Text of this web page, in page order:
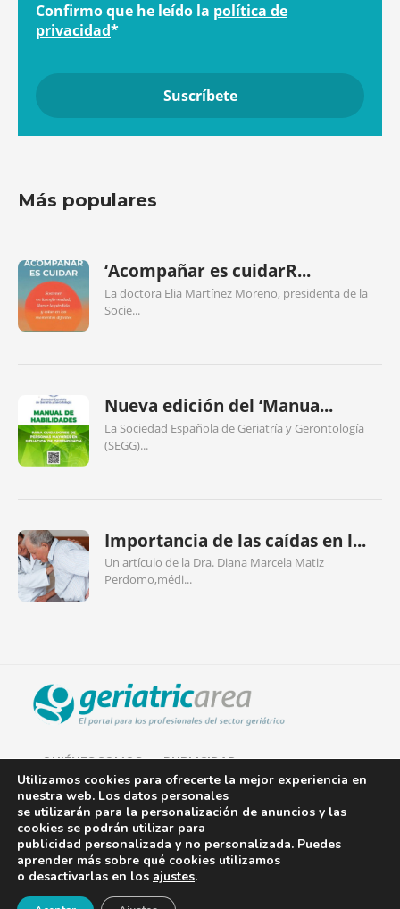
Confirmo que he leído la política de
privacidad*
Más populares
‘Acompañar es cuidarR...
La doctora Elia Martínez Moreno, presidenta de la
Socie...
Nueva edición del ‘Manua...
La Sociedad Española de Geriatría y Gerontología
(SEGG)...
Importancia de las caídas en l...
Un artículo de la Dra. Diana Marcela Matiz
Perdomo,médi...
QUIÉNES SOMOS PUBLICIDAD
AVISO LEGAL
POLÍTICA DE COOKIES
POLÍTICA DE PRIVACIDAD
CONTACTO¡Newsletter!
Utilizamos cookies para ofrecerte la mejor experiencia en
nuestra web. Los datos personales
se utilizarán para la personalización de anuncios y las
cookies se podrán utilizar para
publicidad personalizada y no personalizada. Puedes
aprender más sobre qué cookies utilizamos
o desactivarlas en los ajustes.